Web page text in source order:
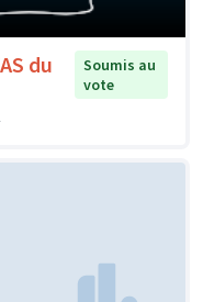
du
Soumis au
vote